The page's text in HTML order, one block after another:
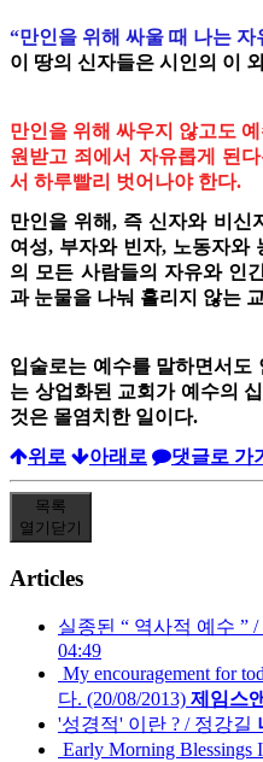
“만인을 위해 싸울 때 나는 자
이 땅의 신자들은 시인의 이
만인을 위해 싸우지 않고도
원받고 죄에서 자유롭게 된
서 하루빨리 벗어나야 한다.
만인을 위해, 즉 신자와 비신
여성, 부자와 빈자, 노동자와
의 모든 사람들의 자유와 인
과 눈물을 나눠 흘리지 않는
입술로는 예수를 말하면서도
는 상업화된 교회가 예수의
것은 몰염치한 일이다.
위로
아래로 댓글로 가
목록
열기 닫기
Articles
실종된 “ 역사적 예수 ”
04:49
My encouragement for
다. (20/08/2013) 제임스
'성경적' 이란 ? / 정강길
Early Morning